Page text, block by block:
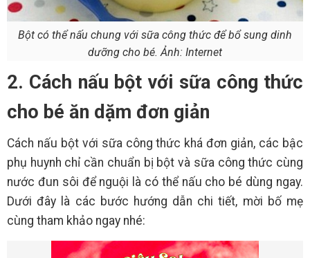
Bột có thể nấu chung với sữa công thức để bổ sung dinh
dưỡng cho bé. Ảnh: Internet
2. Cách nấu bột với sữa công thức
cho bé ăn dặm đơn giản
Cách nấu bột với sữa công thức khá đơn giản, các bậc
phụ huynh chỉ cần chuẩn bị bột và sữa công thức cùng
nước đun sôi để nguội là có thể nấu cho bé dùng ngay.
Dưới đây là các bước hướng dẫn chi tiết, mời bố mẹ
cùng tham khảo ngay nhé: